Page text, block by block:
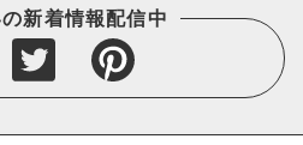
新着情報配信中